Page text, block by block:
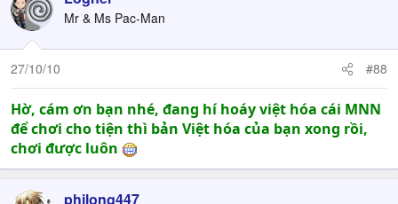
Mr & Ms Pac-Man
27/10/10 #88
Hờ, cám ơn bạn nhé, đang hí hoáy việt hóa cái MNN
để chơi cho tiện thì bản Việt hóa của bạn xong rồi,
chơi được luôn
philong447